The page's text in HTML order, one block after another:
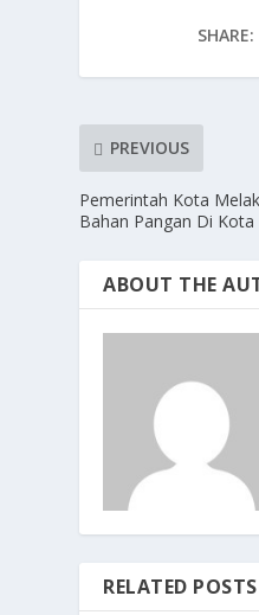
SHARE:
PREVIOUS
Pemerintah Kota
Bahan Pangan Di
ABOUT THE
RELATED POSTS